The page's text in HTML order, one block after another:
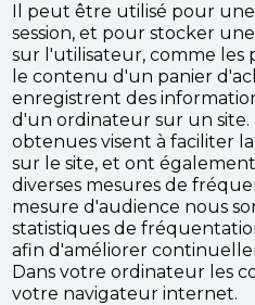
Il peut être utilisé pour
session, et pour stocker
sur l'utilisateur, comme les
le contenu d'un panier
enregistrent des
d'un ordinateur sur un site.
obtenues visent à faciliter
sur le site, et ont
diverses mesures de
mesure d'audience nous
statistiques de
afin d'améliorer
Dans votre ordinateur les
votre navigateur internet.